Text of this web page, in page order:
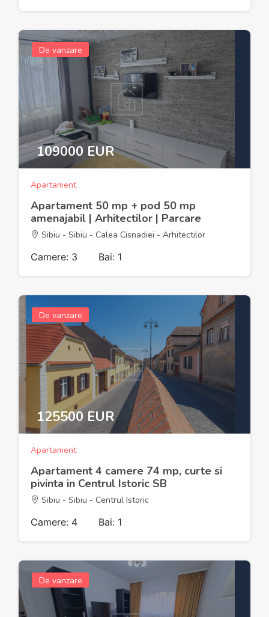
De vanzare
109000 EUR
Apartament
Apartament 50 mp + pod 50 mp
amenajabil | Arhitectilor | Parcare
Sibiu - Sibiu - Calea Cisnadiei - Arhitectilor
Camere: 3 Bai: 1
De vanzare
125500 EUR
Apartament
Apartament 4 camere 74 mp, curte si
pivinta in Centrul Istoric SB
Sibiu - Sibiu - Centrul Istoric
Camere: 4 Bai: 1
De vanzare